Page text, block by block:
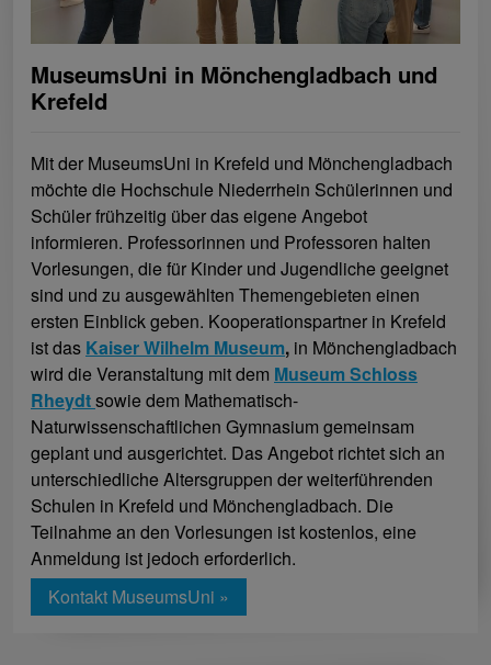
MuseumsUni in Mönchengladbach und
Krefeld
Mit der MuseumsUni in Krefeld und Mönchengladbach
möchte die Hochschule Niederrhein Schülerinnen und
Schüler frühzeitig über das eigene Angebot
informieren. Professorinnen und Professoren halten
Vorlesungen, die für Kinder und Jugendliche geeignet
sind und zu ausgewählten Themengebieten einen
ersten Einblick geben. Kooperationspartner in Krefeld
ist das Kaiser Wilhelm Museum, in Mönchengladbach
wird die Veranstaltung mit dem Museum Schloss
Rheydtsowie dem Mathematisch-
Naturwissenschaftlichen Gymnasium gemeinsam
geplant und ausgerichtet. Das Angebot richtet sich an
unterschiedliche Altersgruppen der weiterführenden
Schulen in Krefeld und Mönchengladbach. Die
Teilnahme an den Vorlesungen ist kostenlos, eine
Anmeldung ist jedoch erforderlich.
Kontakt MuseumsUni »